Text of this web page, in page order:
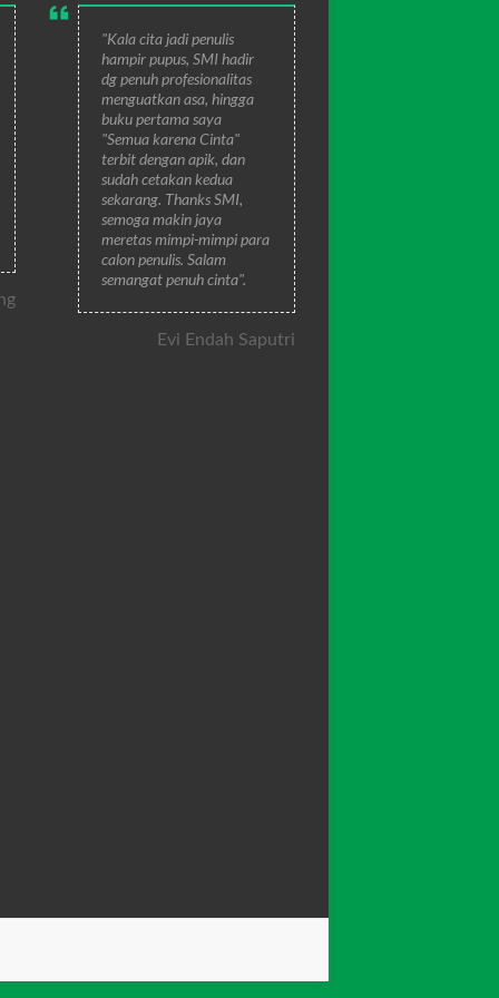
"Kala cita jadi penulis
hampir pupus, SMI hadir
dg penuh profesionalitas
menguatkan asa, hingga
buku pertama saya
"Semua karena Cinta"
terbit dengan apik, dan
sudah cetakan kedua
sekarang. Thanks SMI,
semoga makin jaya
meretas mimpi-mimpi para
calon penulis. Salam
semangat penuh cinta".
Evi Endah Saputri